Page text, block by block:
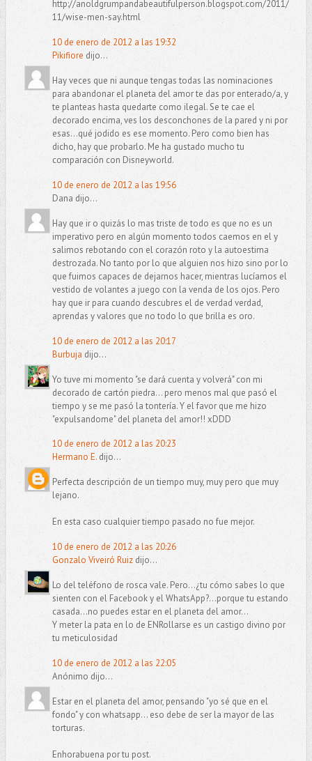
http://anoldgrumpandabeautifulperson.blogspot.com/2011/
11/wise-men-say.html
10 de enero de 2012 a las 19:32
Pikifiore dijo...
Hay veces que ni aunque tengas todas las nominaciones
para abandonar el planeta del amor te das por enterado/a, y
te planteas hasta quedarte como ilegal. Se te cae el
decorado encima, ves los desconchones de la pared y ni por
esas...qué jodido es ese momento. Pero como bien has
dicho, hay que probarlo. Me ha gustado mucho tu
comparación con Disneyworld.
10 de enero de 2012 a las 19:56
Dana dijo...
Hay que ir o quizás lo mas triste de todo es que no es un
imperativo pero en algún momento todos caemos en el y
salimos rebotando con el corazón roto y la autoestima
destrozada. No tanto por lo que alguien nos hizo sino por lo
que fuimos capaces de dejarnos hacer, mientras lucíamos el
vestido de volantes a juego con la venda de los ojos. Pero
hay que ir para cuando descubres el de verdad verdad,
aprendas y valores que no todo lo que brilla es oro.
10 de enero de 2012 a las 20:17
Burbuja dijo...
Yo tuve mi momento "se dará cuenta y volverá" con mi
decorado de cartón piedra... pero menos mal que pasó el
tiempo y se me pasó la tontería. Y el favor que me hizo
"expulsandome" del planeta del amor!! xDDD
10 de enero de 2012 a las 20:23
Hermano E.dijo...
Perfecta descripción de un tiempo muy, muy pero que muy
lejano.
En esta caso cualquier tiempo pasado no fue mejor.
10 de enero de 2012 a las 20:26
Gonzalo Viveiró Ruizdijo...
Lo del teléfono de rosca vale. Pero...¿tu cómo sabes lo que
sienten con el Facebook y el WhatsApp?...porque tu estando
casada...no puedes estar en el planeta del amor...
Y meter la pata en lo de ENRollarse es un castigo divino por
tu meticulosidad
10 de enero de 2012 a las 22:05
Anónimo dijo...
Estar en el planeta del amor, pensando "yo sé que en el
fondo" y con whatsapp... eso debe de ser la mayor de las
torturas.
Enhorabuena por tu post.